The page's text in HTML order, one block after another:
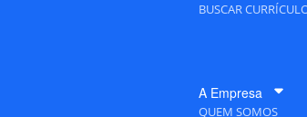
BUSCAR
A Empresa
QUEM SOMOS